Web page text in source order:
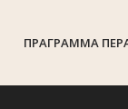
ПРАГРАММА